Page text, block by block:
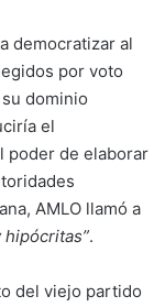
democratizar al
por voto
dominio
el
poder de elaborar
AMLO llamó a
hipócritas”.
del viejo partido